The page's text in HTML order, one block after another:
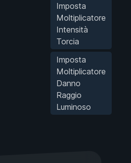
Imposta
Moltiplicatore
Intensità
Torcia
Imposta
Moltiplicatore
Danno
Raggio
Luminoso